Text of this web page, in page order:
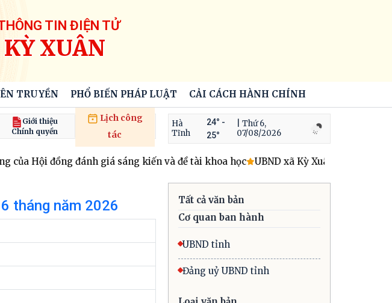
TIN ĐIỆN TỬ
XUÂN
TRUYỀN PHỔ BIẾN PHÁP LUẬT CẢI CÁCH HÀNH CHÍNH
Giới thiệu
Chính quyền
Lịch công
tác
Hà
Tĩnh
24° -
25°
| Thứ 6,
07/08/2026
của Hội đồng đánh giá sáng kiến và đề tài khoa học UBND xã Kỳ Xuân triển khai
tháng năm 2026
Tất cả văn bản
Cơ quan ban hành
UBND tỉnh
Đảng uỷ UBND tỉnh